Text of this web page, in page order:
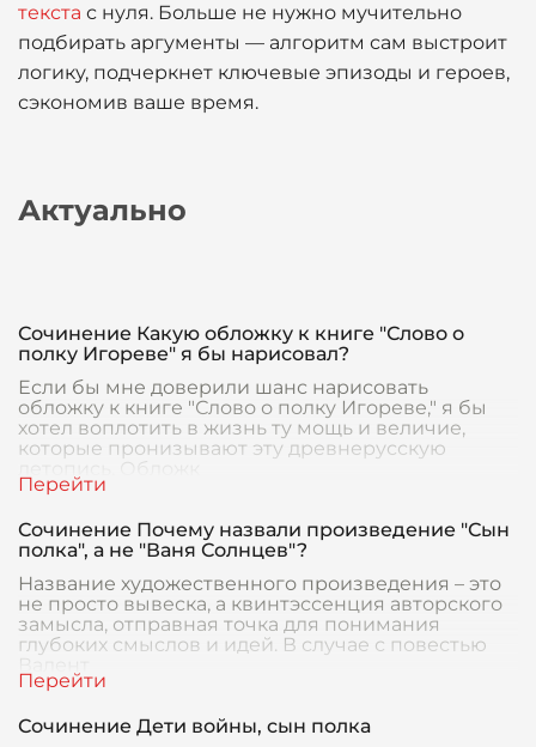
текста с нуля. Больше не нужно мучительно
подбирать аргументы — алгоритм сам выстроит
логику, подчеркнет ключевые эпизоды и героев,
сэкономив ваше время.
Актуально
Сочинение Какую обложку к книге "Слово о
полку Игореве" я бы нарисовал?
Если бы мне доверили шанс нарисовать
обложку к книге "Слово о полку Игореве," я бы
хотел воплотить в жизнь ту мощь и величие,
которые пронизывают эту древнерусскую
летопись. Обложк
Сочинение Почему назвали произведение "Сын
полка", а не "Ваня Солнцев"?
Название художественного произведения – это
не просто вывеска, а квинтэссенция авторского
замысла, отправная точка для понимания
глубоких смыслов и идей. В случае с повестью
Валент
Сочинение Дети войны, сын полка